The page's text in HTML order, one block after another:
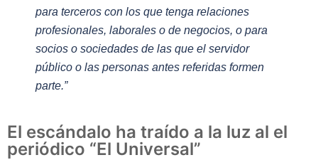
para terceros con los que tenga relaciones
profesionales, laborales o de negocios, o para
socios o sociedades de las que el servidor
público o las personas antes referidas formen
parte.”
El escándalo ha traído a la luz al el
periódico “El Universal”